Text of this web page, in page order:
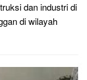
dan industri di
di wilayah